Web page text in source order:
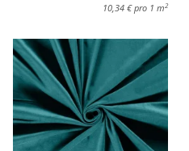
10,34 € pro 1 m 2